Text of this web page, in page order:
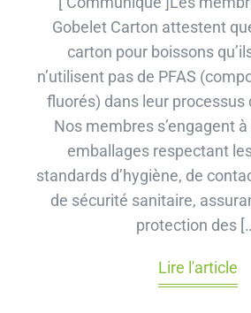
Gobelet Carton attestent
carton pour boissons
n’utilisent pas de PFAS
fluorés) dans leur processus
Nos membres s’engagent
emballages respectant
standards d’hygiène, de
de sécurité sanitaire,
protection des
Lire l'article